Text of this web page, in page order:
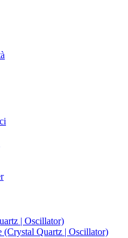
| Oscillator)
(Crystal Quartz | Oscillator)